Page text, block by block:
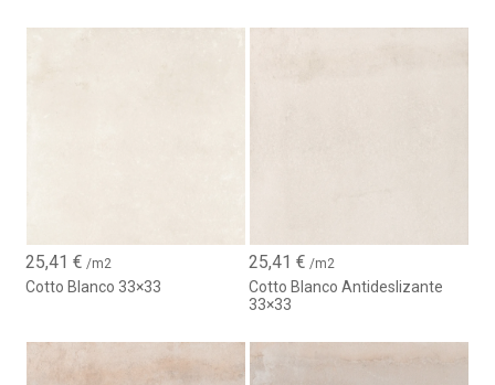
25,41€ /m2
Cotto Blanco 33×33
25,41 € /m2
Cotto Blanco Antideslizante
33×33